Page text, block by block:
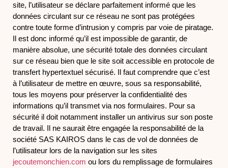
site, l’utilisateur se déclare parfaitement informé que les
données circulant sur ce réseau ne sont pas protégées
contre toute forme d’intrusion y compris par voie de piratage.
Il est donc informé qu’il est impossible de garantir, de
manière absolue, une sécurité totale des données circulant
sur ce réseau bien que le site soit accessible en protocole de
transfert hypertextuel sécurisé. Il faut comprendre que c’est
à l’utilisateur de mettre en œuvre, sous sa responsabilité,
tous les moyens pour préserver la confidentialité des
informations qu’il transmet via nos formulaires. Pour sa
sécurité il doit notamment installer un antivirus sur son poste
de travail. Il ne saurait être engagée la responsabilité de la
société SAS KAIROS dans le cas de vol de données de
l’utilisateur lors de la navigation sur les sites
jecoutemonchien.com ou lors du remplissage de formulaires